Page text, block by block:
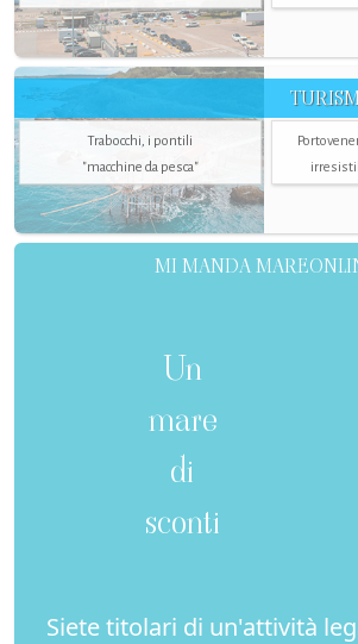
Trabocchi, i pontili
"macchine da pesca"
MI MANDA
Un
mare
di
sconti
Siete titolari di un'attività